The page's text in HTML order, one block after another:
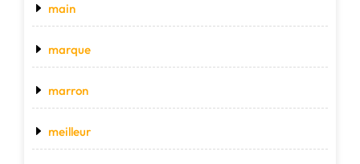
main
marque
marron
meilleur